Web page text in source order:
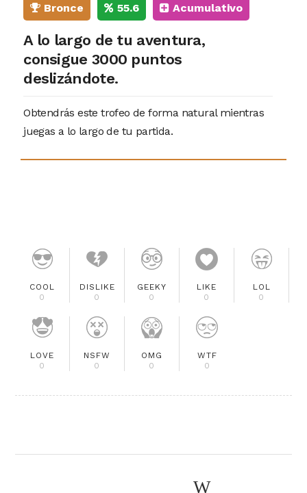
Bronce 55.6 Acumulativo
A lo largo de tu aventura,
consigue 3000 puntos
deslizándote.
Obtendrás este trofeo de forma natural mientras
juegas a lo largo de tu partida.
COOL
0
DISLIKE
0
GEEKY
0
LIKE
0
LOL
0
LOVE
0
NSFW
0
OMG
0
WTF
0